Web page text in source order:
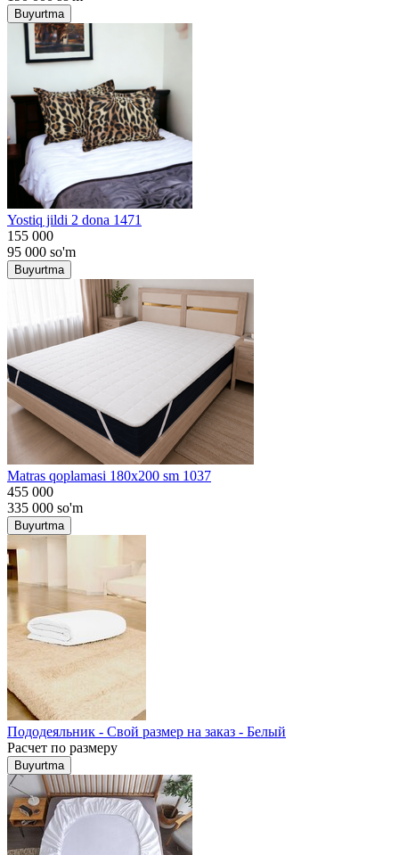
Buyurtma
Yostiq jildi 2 dona 1471
155 000
95 000 so'm
Buyurtma
Matras qoplamasi 180x200 sm 1037
455 000
335 000 so'm
Buyurtma
Пододеяльник - Свой размер на заказ - Белый
Расчет по размеру
Buyurtma